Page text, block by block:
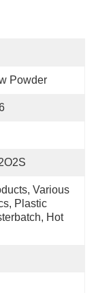
Powder
Various
Plastic
Hot